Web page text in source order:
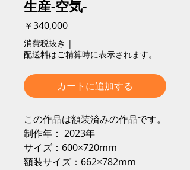
生産-空気-
￥340,000価
格
消費税抜き |
配送料はご精算時に表示されます。
カートに追加する
この作品は額装済みの作品です。
制作年： 2023年
サイズ：600×720mm
額装サイズ：662×782mm